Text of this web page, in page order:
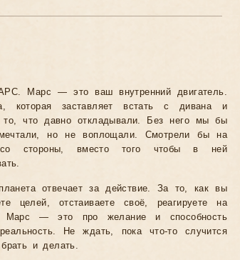
Марс — это ваш внутренний двигатель.
которая заставляет встать с дивана и
то, что давно откладывали. Без него мы бы
но не воплощали. Смотрели бы на
стороны, вместо того чтобы в ней
отвечает за действие. За то, как вы
целей, отстаиваете своё, реагируете на
Марс — это про желание и способность
Не ждать, пока что-то случится
и делать.